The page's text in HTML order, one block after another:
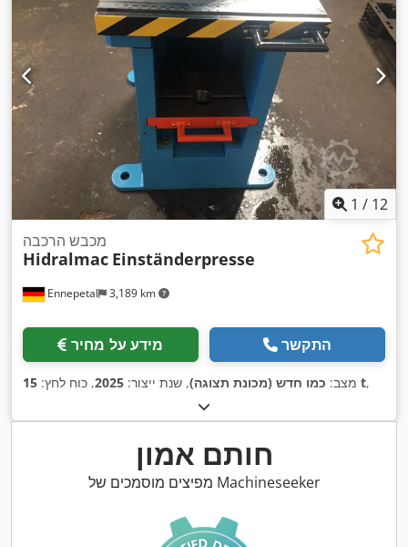
1 / 12
Ennepetal 3,189 km
מכבש הרכבה
Hidralmac Einständerpresse
מידע על מחיר התקשר
מצב: כמו חדש (מכונת תצוגה), שנת ייצור: 2025, כוח לחץ: 15 t,
חותם אמון
מפיצים מוסמכים של Machineseeker